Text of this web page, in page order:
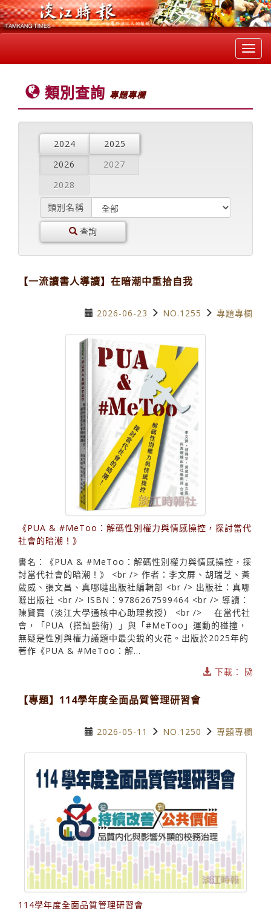
類別查詢 專題專欄
2024
2025
2026
2027
2028
類別名稱
查詢
【一流讀書人導讀】在暗潮中重拾自我
2026-06-23 NO.1255 專題專欄
《PUA & #MeToo：解碼性別權力與情感操控，探討當代
社會的暗潮！》
書名：《PUA & #MeToo：解碼性別權力與情感操控，探
討當代社會的暗潮！》 <br /> 作者：李文屏、胡瑞芝、黃
葳威、張文昌、真哪噠出版社編輯部 <br /> 出版社：真哪
噠出版社 <br /> ISBN：9786267599464 <br /> 導讀：
陳賢寶（淡江大學通核中心助理教授） <br /> 在當代社
會，「PUA（搭訕藝術）」與「#MeToo」運動的碰撞，
無疑是性別與權力議題中最尖銳的火花。出版於2025年的
著作《PUA & #MeToo：解...
下載：
【專題】114學年度全面品質管理研習會
2026-05-11 NO.1250 專題專欄
114學年度全面品質管理研習會